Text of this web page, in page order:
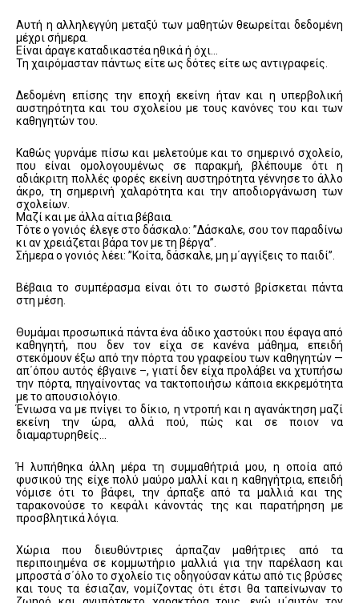
Αυτή η αλληλεγγύη μεταξύ των μαθητών θεωρείται δεδομένη
μέχρι σήμερα.
Είναι άραγε καταδικαστέα ηθικά ή όχι…
Τη χαιρόμασταν πάντως είτε ως δότες είτε ως αντιγραφείς.
Δεδομένη επίσης την εποχή εκείνη ήταν και η υπερβολική
αυστηρότητα και του σχολείου με τους κανόνες του και των
καθηγητών του.
Καθώς γυρνάμε πίσω και μελετούμε και το σημερινό σχολείο,
που είναι ομολογουμένως σε παρακμή, βλέπουμε ότι η
αδιάκριτη πολλές φορές εκείνη αυστηρότητα γέννησε το άλλο
άκρο, τη σημερινή χαλαρότητα και την αποδιοργάνωση των
σχολείων.
Μαζί και με άλλα αίτια βέβαια.
Τότε ο γονιός έλεγε στο δάσκαλο: ”Δάσκαλε, σου τον παραδίνω
κι αν χρειάζεται βάρα τον με τη βέργα”.
Σήμερα ο γονιός λέει: ”Κοίτα, δάσκαλε, μη μ΄αγγίξεις το παιδί”.
Βέβαια το συμπέρασμα είναι ότι το σωστό βρίσκεται πάντα
στη μέση.
Θυμάμαι προσωπικά πάντα ένα άδικο χαστούκι που έφαγα από
καθηγητή, που δεν τον είχα σε κανένα μάθημα, επειδή
στεκόμουν έξω από την πόρτα του γραφείου των καθηγητών —
απ΄όπου αυτός έβγαινε –, γιατί δεν είχα προλάβει να χτυπήσω
την πόρτα, πηγαίνοντας να τακτοποιήσω κάποια εκκρεμότητα
με το απουσιολόγιο.
Ένιωσα να με πνίγει το δίκιο, η ντροπή και η αγανάκτηση μαζί
εκείνη την ώρα, αλλά πού, πώς και σε ποιον να
διαμαρτυρηθείς…
Ή λυπήθηκα άλλη μέρα τη συμμαθήτριά μου, η οποία από
φυσικού της είχε πολύ μαύρο μαλλί και η καθηγήτρια, επειδή
νόμισε ότι το βάφει, την άρπαξε από τα μαλλιά και της
ταρακονούσε το κεφάλι κάνοντάς της και παρατήρηση με
προσβλητικά λόγια.
Χώρια που διευθύντριες άρπαζαν μαθήτριες από τα
περιποιημένα σε κομμωτήριο μαλλιά για την παρέλαση και
μπροστά σ΄όλο το σχολείο τις οδηγούσαν κάτω από τις βρύσες
και τους τα έσιαζαν, νομίζοντας ότι έτσι θα ταπείνωναν το